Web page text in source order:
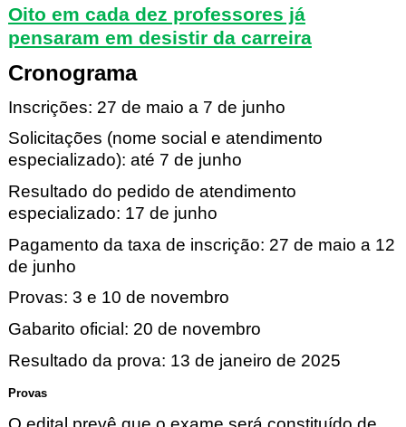
Oito em cada dez professores já
pensaram em desistir da carreira
Cronograma
Inscrições: 27 de maio a 7 de junho
Solicitações (nome social e atendimento
especializado): até 7 de junho
Resultado do pedido de atendimento
especializado: 17 de junho
Pagamento da taxa de inscrição: 27 de maio a 12
de junho
Provas: 3 e 10 de novembro
Gabarito oficial: 20 de novembro
Resultado da prova: 13 de janeiro de 2025
Provas